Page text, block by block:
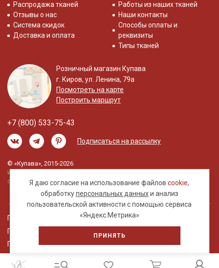
Я даю согласие на использование файловcookie,
обработкуперсональных данныхи анализ
пользовательской активности с помощью сервиса
«Яндекс.Метрика»
ПРИНЯТЬ
Распродажа тканей
Отзывы о нас
Система скидок
Доставка и оплата
Работы из наших тканей
Наши контакты
Способы оплаты и
реквизиты
Типы тканей
Розничный магазин Купава
г. Киров, ул. Ленина, 79а
Посмотреть на карте
Построить маршрут
+7 (800) 533-75-43
Подписаться на рассылку
© «Купава», 2015-2026
Информация на сайте не является публичной
офертой.
Правовая информация
Политика обработки персональных данных
Пользовательское соглашение